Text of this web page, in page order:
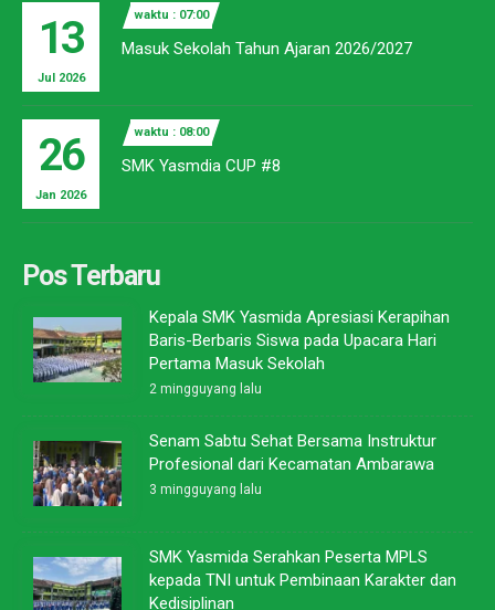
13
Jul 2026
waktu : 07:00
Masuk Sekolah Tahun Ajaran 2026/2027
26
Jan 2026
waktu : 08:00
SMK Yasmdia CUP #8
Pos Terbaru
Kepala SMK Yasmida Apresiasi Kerapihan
Baris-Berbaris Siswa pada Upacara Hari
Pertama Masuk Sekolah
2 mingguyang lalu
Senam Sabtu Sehat Bersama Instruktur
Profesional dari Kecamatan Ambarawa
3 mingguyang lalu
SMK Yasmida Serahkan Peserta MPLS
kepada TNI untuk Pembinaan Karakter dan
Kedisiplinan